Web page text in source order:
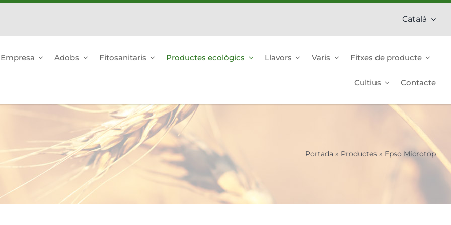
Català
Empresa Adobs Fitosanitaris Productes ecològics Llavors Varis Fitxes de producte
Cultius Contacte
Portada » Productes » Epso Microtop